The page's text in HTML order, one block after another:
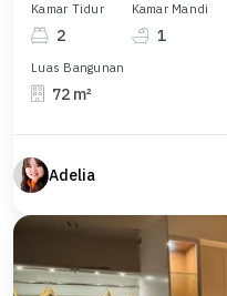
Kamar Tidur
2
Kamar Mandi
1
Luas Bangunan
72 m²
Adelia